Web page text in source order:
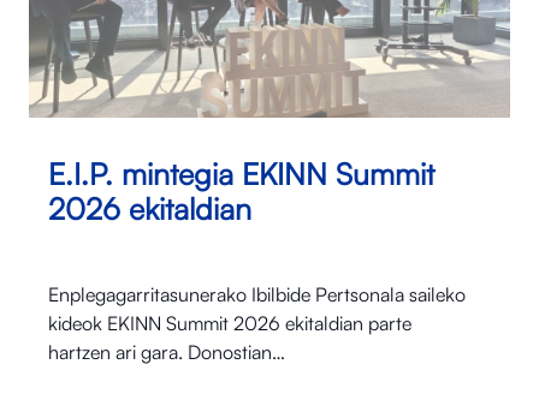
E.I.P. mintegia EKINN Summit
2026 ekitaldian
Enplegagarritasunerako Ibilbide Pertsonala saileko
kideok EKINN Summit 2026 ekitaldian parte
hartzen ari gara. Donostian…